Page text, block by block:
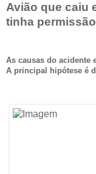
Avião que caiu
tinha
As causas do acidente
A principal hipótese é